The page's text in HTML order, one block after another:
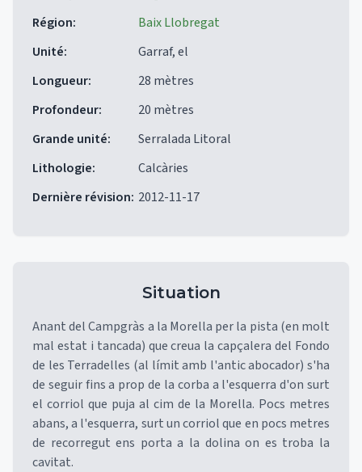
Région:
Baix Llobregat
Unité:
Garraf, el
Longueur:
28 mètres
Profondeur:
20 mètres
Grande unité:
Serralada Litoral
Lithologie:
Calcàries
Dernière révision: 2012-11-17
Situation
Anant del Campgràs a la Morella per la pista (en molt
mal estat i tancada) que creua la capçalera del Fondo
de les Terradelles (al límit amb l'antic abocador) s'ha
de seguir fins a prop de la corba a l'esquerra d'on surt
el corriol que puja al cim de la Morella. Pocs metres
abans, a l'esquerra, surt un corriol que en pocs metres
de recorregut ens porta a la dolina on es troba la
cavitat.